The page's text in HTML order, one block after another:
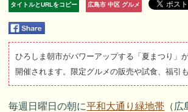
タイトルとURLをコピー 広島市 中区 グルメ
ひろしま朝市がパワーアップする「夏まつり」
開催されます。限定グルメの販売や試食、福引
毎週日曜日の朝に平和大通り緑地帯 （